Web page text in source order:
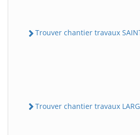
Trouver chantier travaux
Trouver chantier travaux